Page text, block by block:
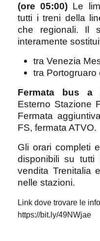
(ore 05:00) Le
tutti i treni della
che regionali. Il
interamente
tra Venezia
tra Portogruaro
Fermata bus a
Esterno Stazione
Fermata
FS, fermata ATVO.
Gli orari completi
disponibili su
vendita Trenitalia
nelle stazioni.
Link dove trovare le
https://bit.ly/49NWjae